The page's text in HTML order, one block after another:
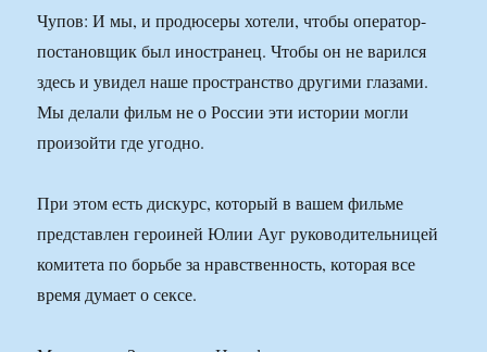
Чупов: И мы, и продюсеры хотели, чтобы оператор-
постановщик был иностранец. Чтобы он не варился
здесь и увидел наше пространство другими глазами.
Мы делали фильм не о России эти истории могли
произойти где угодно.
При этом есть дискурс, который в вашем фильме
представлен героиней Юлии Ауг руководительницей
комитета по борьбе за нравственность, которая все
время думает о сексе.